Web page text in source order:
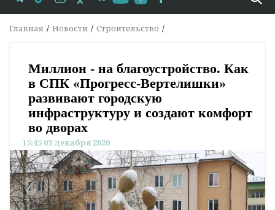
Главная Новости Строительство
Миллион - на благоустройство. Как
в СПК «Прогресс-Вертелишки»
развивают городскую
инфраструктуру и создают комфорт
во дворах
15:45 03 декабря 2020